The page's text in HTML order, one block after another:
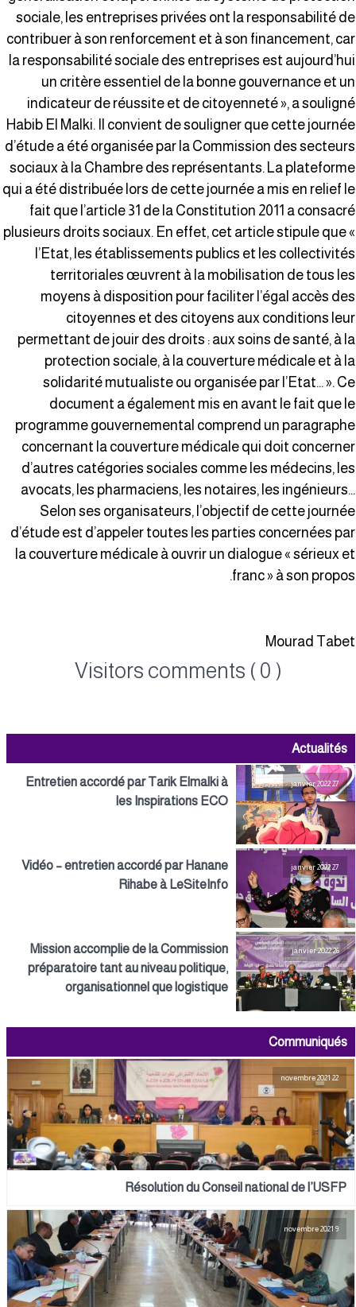
sociale, les entreprises privées ont la responsabilité
contribuer à son renforcement et à son financement,
la responsabilité sociale des entreprises est
un critère essentiel de la bonne gouvernance et
indicateur de réussite et de citoyenneté », a
Habib El Malki. Il convient de souligner que cette
d’étude a été organisée par la Commission des
sociaux à la Chambre des représentants. La
qui a été distribuée lors de cette journée a mis en relief
fait que l’article 31 de la Constitution 2011 a
plusieurs droits sociaux. En effet, cet article stipule que
l’Etat, les établissements publics et les
territoriales œuvrent à la mobilisation de tous
moyens à disposition pour faciliter l’égal accès
citoyennes et des citoyens aux conditions
permettant de jouir des droits : aux soins de santé, à
protection sociale, à la couverture médicale et à
solidarité mutualiste ou organisée par l’Etat… ».
document a également mis en avant le fait que
programme gouvernemental comprend un
concernant la couverture médicale qui doit
d’autres catégories sociales comme les médecins,
avocats, les pharmaciens, les notaires, les
Selon ses organisateurs, l’objectif de cette
d’étude est d’appeler toutes les parties concernées
la couverture médicale à ouvrir un dialogue « sérieux
franc » à son
Mourad
Visitors comments ( 0 )
Actualités
27 janvier 2022
Entretien accordé par Tarik Elmalki à
les Inspirations ECO
27 janvier 2022
Vidéo – entretien accordé par Hanane
Rihabe à LeSiteInfo
26 janvier 2022
Mission accomplie de la Commission
préparatoire tant au niveau politique,
organisationnel que logistique
Communiqués
22 novembre 2021
Résolution du Conseil national de l’USFP